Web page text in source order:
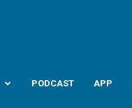
PODCAST APP